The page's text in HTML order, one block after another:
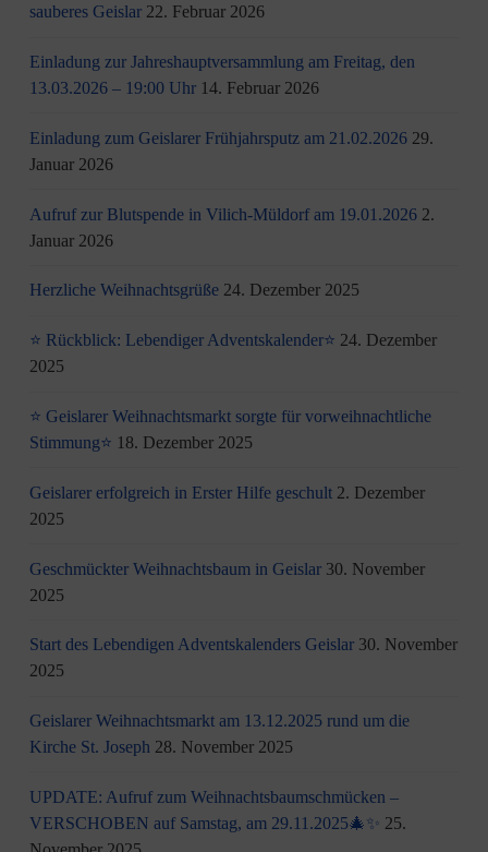
sauberes Geislar 22. Februar 2026
Einladung zur Jahreshauptversammlung am Freitag, den
13.03.2026 – 19:00 Uhr 14. Februar 2026
Einladung zum Geislarer Frühjahrsputz am 21.02.2026 29.
Januar 2026
Aufruf zur Blutspende in Vilich-Müldorf am 19.01.2026 2.
Januar 2026
Herzliche Weihnachtsgrüße 24. Dezember 2025
⭐ Rückblick: Lebendiger Adventskalender⭐ 24. Dezember
2025
⭐ Geislarer Weihnachtsmarkt sorgte für vorweihnachtliche
Stimmung⭐ 18. Dezember 2025
Geislarer erfolgreich in Erster Hilfe geschult 2. Dezember
2025
Geschmückter Weihnachtsbaum in Geislar 30. November
2025
Start des Lebendigen Adventskalenders Geislar 30. November
2025
Geislarer Weihnachtsmarkt am 13.12.2025 rund um die
Kirche St. Joseph 28. November 2025
UPDATE: Aufruf zum Weihnachtsbaumschmücken –
VERSCHOBEN auf Samstag, am 29.11.2025🎄✨ 25.